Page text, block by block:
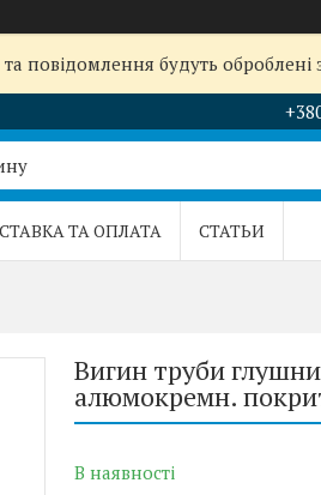
повідомлення будуть
ТА ОПЛАТА СТАТЬИ
Вигин труби
алюмокремн.
В наявності